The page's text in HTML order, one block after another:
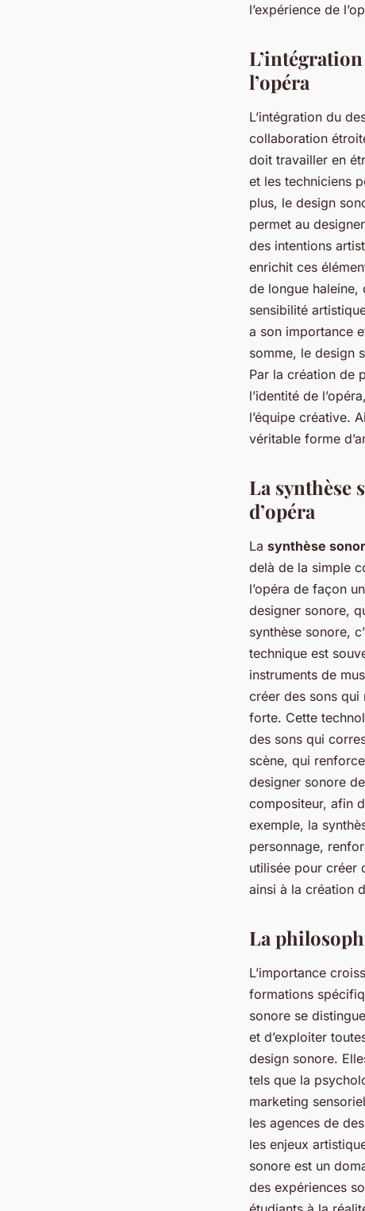
l’expérience de
l’opéra
L’intégration du
collaboration
doit travailler en
et les techniciens
plus, le design
permet au
des intentions
enrichit ces
de longue haleine,
sensibilité
a son importance
somme, le design
Par la création de
l’identité de
l’équipe créative.
véritable forme
La synthèse
d’opéra
La synthèse
delà de la simple
l’opéra de façon
designer sonore,
synthèse sonore,
technique est
instruments de
créer des sons qui
forte. Cette
des sons qui
scène, qui
designer sonore
compositeur, afin
exemple, la
personnage,
utilisée pour créer
ainsi à la création
La
L’importance
formations
sonore se
et d’exploiter
design sonore.
tels que la
marketing
les agences de
les enjeux
sonore est un
des expériences